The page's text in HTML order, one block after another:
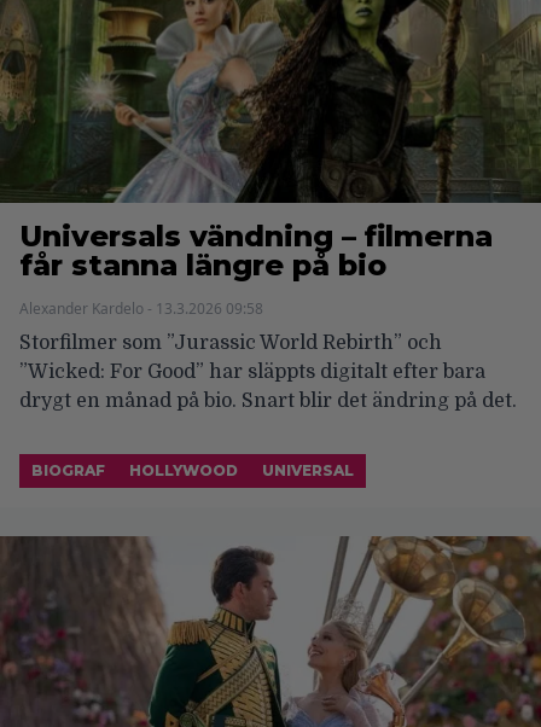
Universals vändning – filmerna
får stanna längre på bio
Alexander Kardelo - 13.3.2026 09:58
Storfilmer som ”Jurassic World Rebirth” och
”Wicked: For Good” har släppts digitalt efter bara
drygt en månad på bio. Snart blir det ändring på det.
BIOGRAF HOLLYWOOD UNIVERSAL